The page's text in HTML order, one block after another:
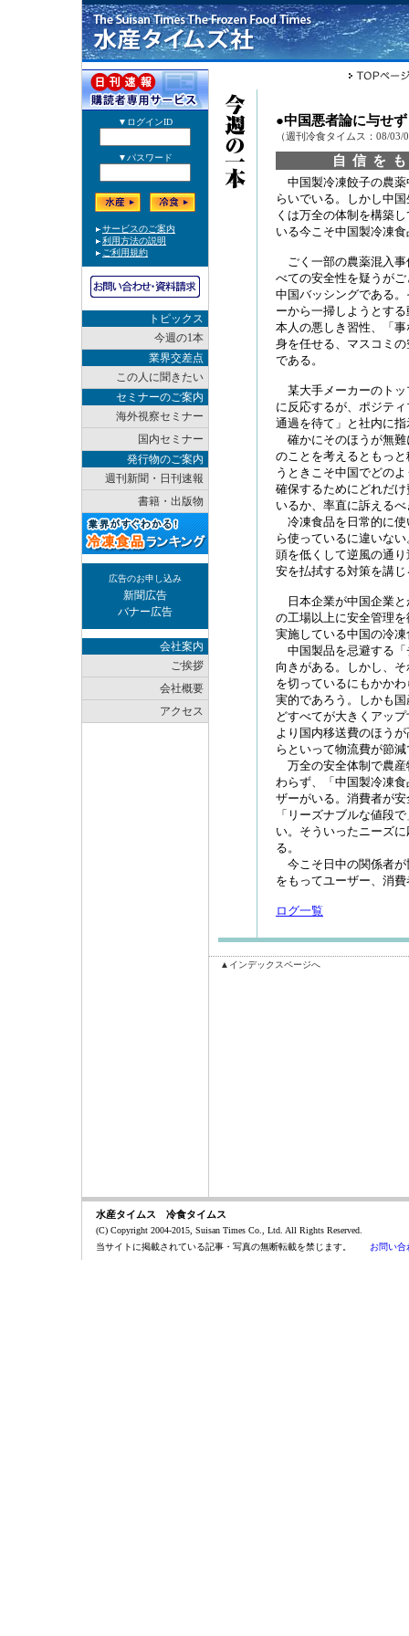
トピックス
今週の1本
業界交差点
この人に聞きたい
セミナーのご案内
海外視察セミナー
国内セミナー
発行物のご案内
週刊新聞・日刊速報
書籍・出版物
広告のお申し込み
新聞広告
バナー広告
会社案内
ご挨拶
会社概要
アクセス
●中国悪者論に与せず
（週刊冷食タイムス：08/03/
自信を
中国製冷凍餃子の農薬
らいでいる。しかし中
くは万全の体制を構築
いる今こそ中国製冷凍
ごく一部の農薬混入事
べての安全性を疑うが
中国バッシングである
ーから一掃しようとす
本人の悪しき習性、「
身を任せる、マスコミ
である。
某大手メーカーのトッ
に反応するが、ポジテ
通過を待て」と社内に
確かにそのほうが無難
のことを考えるともっ
うときこそ中国でどの
確保するためにどれだ
いるか、率直に訴える
冷凍食品を日常的に使
ら使っているに違いな
頭を低くして逆風の通
安を払拭する対策を講
日本企業が中国企業と
の工場以上に安全管理
実施している中国の冷
中国製品を忌避する「
向きがある。しかし、
を切っているにもかか
実的であろう。しかも
どすべてが大きくアッ
より国内移送費のほう
らといって物流費が節
万全の安全体制で農産
わらず、「中国製冷凍
ザーがいる。消費者が
「リーズナブルな値段
い。そういったニーズ
る。
今こそ日中の関係者が
をもってユーザー、消
ログ一覧
▲インデックスページへ
水産タイムス 冷食タイムス
(C) Copyright 2004-2015, Suisan Times Co., Ltd. All Rights Reserved.
当サイトに掲載されている記事・写真の無断転載を禁じます。 お問い合